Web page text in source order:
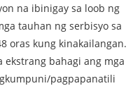
na ibinigay sa loob ng
tauhan ng serbisyo sa
oras kung kinakailangan.
ekstrang bahagi ang mga
pagpapanatili